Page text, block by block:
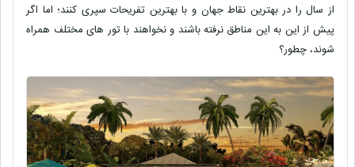
از سال را در بهترین نقاط جهان و با بهترین تفریحات سپری کنند؛ اما اگر
پیش از این به این مناطق نرفته باشند و نخواهند با تور های مختلف همراه
شوند، چطور؟